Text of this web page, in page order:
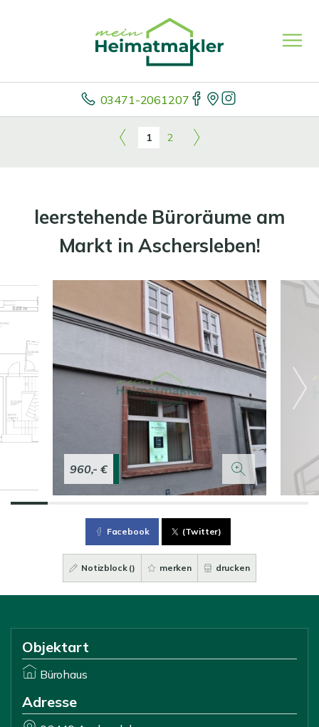
03471-2061207
1 2
leerstehende Büroräume am
Markt in Aschersleben!
960,- €
Facebook (Twitter)
Notizblock () merken drucken
Objektart
Bürohaus
Adresse